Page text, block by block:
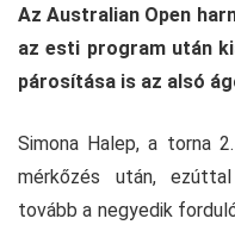
Az Australian Open
az esti program után
párosítása is az alsó
Simona Halep, a torna
mérkőzés után,
tovább a negyedik